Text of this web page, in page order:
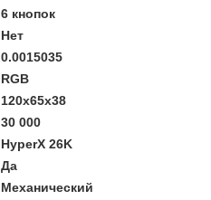
6 кнопок
Нет
0.0015035
RGB
120х65х38
30 000
HyperX 26K
Да
Механический